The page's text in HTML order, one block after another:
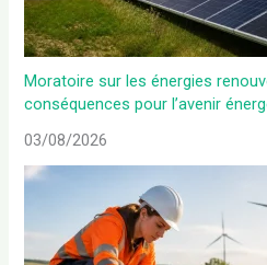
Moratoire sur les énergies
conséquences pour l’avenir
03/08/2026